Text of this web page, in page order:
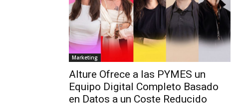
Marketing
Alture Ofrece a las PYMES un
Equipo Digital Completo Basado
en Datos a un Coste Reducido